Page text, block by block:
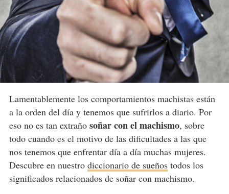
Lamentablemente los comportamientos machistas están
a la orden del día y tenemos que sufrirlos a diario. Por
eso no es tan extraño soñar con el machismo, sobre
todo cuando es el motivo de las dificultades a las que
nos tenemos que enfrentar día a día muchas mujeres.
Descubre en nuestro diccionario de sueñostodos los
significados relacionados de soñar con machismo.